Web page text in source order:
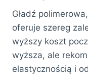
Gładź
oferuje szereg
wyższy koszt
wyższa, ale
elastycznością i